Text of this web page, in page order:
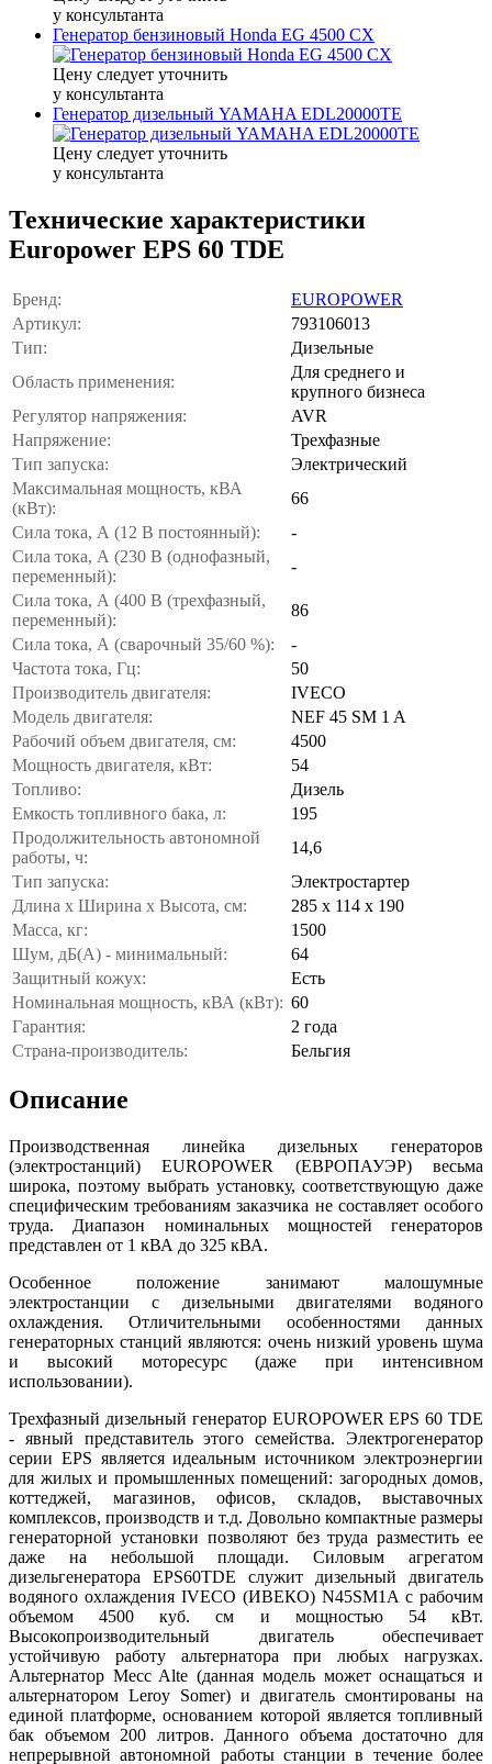
у консультанта
Генератор бензиновый Honda EG 4500 CX
Цену следует уточнить
у консультанта
Генератор дизельный YAMAHA EDL20000TE
Цену следует уточнить
у консультанта
Технические характеристики
Europower EPS 60 TDE
Бренд:
EUROPOWER
Артикул:
793106013
Тип:
Дизельные
Область применения:
Для среднего и
крупного бизнеса
Регулятор напряжения:
AVR
Напряжение:
Трехфазные
Тип запуска:
Электрический
Максимальная мощность, кВА
(кВт):
66
Сила тока, А (12 В постоянный):
-
Сила тока, А (230 В (однофазный,
переменный):
-
Сила тока, А (400 В (трехфазный,
переменный):
86
Сила тока, А (сварочный 35/60 %):
-
Частота тока, Гц:
50
Производитель двигателя:
IVECO
Модель двигателя:
NEF 45 SM 1 A
Рабочий объем двигателя, см:
4500
Мощность двигателя, кВт:
54
Топливо:
Дизель
Емкость топливного бака, л:
195
Продолжительность автономной
работы, ч:
14,6
Тип запуска:
Электростартер
Длина х Ширина х Высота, см:
285 х 114 х 190
Масса, кг:
1500
Шум, дБ(А) - минимальный:
64
Защитный кожух:
Есть
Номинальная мощность, кВА (кВт): 60
Гарантия:
2 года
Страна-производитель:
Бельгия
Описание
Производственная линейка дизельных генераторов
(электростанций) EUROPOWER (ЕВРОПАУЭР) весьма
широка, поэтому выбрать установку, соответствующую даже
специфическим требованиям заказчика не составляет особого
труда. Диапазон номинальных мощностей генераторов
представлен от 1 кВА до 325 кВА.
Особенное положение занимают малошумные
электростанции с дизельными двигателями водяного
охлаждения. Отличительными особенностями данных
генераторных станций являются: очень низкий уровень шума
и высокий моторесурс (даже при интенсивном
использовании).
Трехфазный дизельный генератор EUROPOWER EPS 60 TDE
- явный представитель этого семейства. Электрогенератор
серии EPS является идеальным источником электроэнергии
для жилых и промышленных помещений: загородных домов,
коттеджей, магазинов, офисов, складов, выставочных
комплексов, производств и т.д. Довольно компактные размеры
генераторной установки позволяют без труда разместить ее
даже на небольшой площади. Силовым агрегатом
дизельгенератора EPS60TDE служит дизельный двигатель
водяного охлаждения IVECO (ИВЕКО) N45SM1A с рабочим
объемом 4500 куб. см и мощностью 54 кВт.
Высокопроизводительный двигатель обеспечивает
устойчивую работу альтернатора при любых нагрузках.
Альтернатор Mecc Alte (данная модель может оснащаться и
альтернатором Leroy Somer) и двигатель смонтированы на
единой платформе, основанием которой является топливный
бак объемом 200 литров. Данного объема достаточно для
непрерывной автономной работы станции в течение более